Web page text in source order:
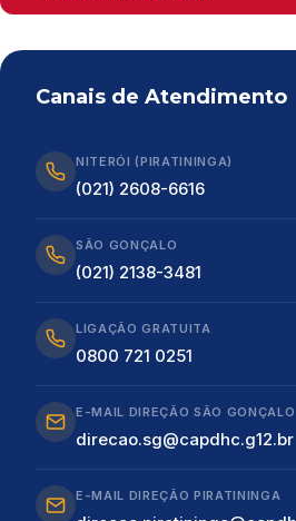
Canais de Atendimento
NITERÓI (PIRATININGA)
(021) 2608-6616
SÃO GONÇALO
(021) 2138-3481
LIGAÇÃO GRATUITA
0800 721 0251
E-MAIL DIREÇÃO SÃO GONÇALO
direcao.sg@capdhc.g12.br
E-MAIL DIREÇÃO PIRATININGA